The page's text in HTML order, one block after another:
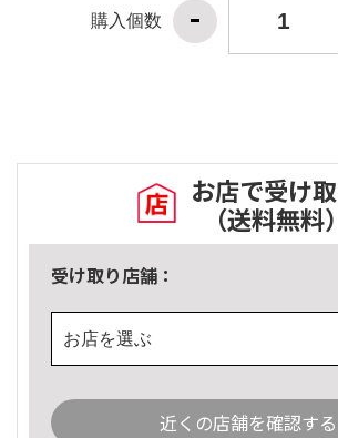
購入個数
お店で受け
（送料無料）
受け取り店舗：
お店を選ぶ
近くの店舗を確認する